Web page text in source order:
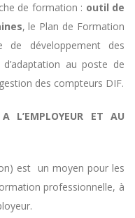
de formation : outil de
, le Plan de Formation
de développement des
au poste de
des compteurs DIF.
L’EMPLOYEUR ET AU
est un moyen pour les
professionnelle, à